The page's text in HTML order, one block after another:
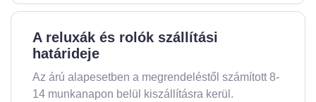
A reluxák és rolók szállítási
határideje
Az árú alapesetben a megrendeléstől számított 8-
14 munkanapon belül kiszállításra kerül.